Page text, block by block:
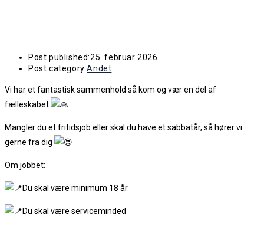
Post published:25. februar 2026
Post category:Andet
Vi har et fantastisk sammenhold så kom og vær en del af
fælleskabet
Mangler du et fritidsjob eller skal du have et sabbatår, så hører vi
gerne fra dig
Om jobbet:
Du skal være minimum 18 år
Du skal være serviceminded